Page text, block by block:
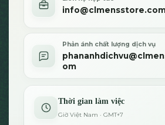
Phản ánh chất lượng dịch vụ
om
Thời gian làm việc
Giờ Việt Nam · GMT+7